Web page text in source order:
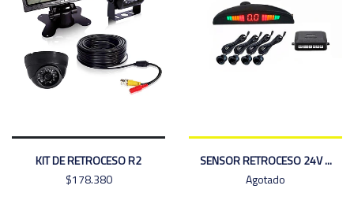
KIT DE RETROCESO R2
$178.380
SENSOR RETROCESO 24V ...
Agotado